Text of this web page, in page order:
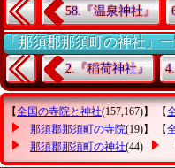
58.『温泉神社』
「那須郡那須町の神社」
2.『稲荷神社』
【全国の寺院と神社(157,167)】 【
那須郡那須町の寺院(19)】 【
那須郡那須町の神社(44)